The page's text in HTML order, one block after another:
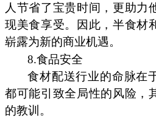
人节省了宝贵时间，更助力
现美食享受。因此，半食材
崭露为新的商业机遇。
8.食品安全
食材配送行业的命脉在
都可能引致全局性的风险，
的教训。